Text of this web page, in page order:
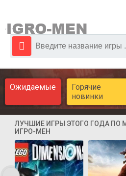
Ожидаемые
Горячие
новинки
ЛУЧШИЕ ИГРЫ ЭТОГО ГОДА ПО
ИГРО-МЕН